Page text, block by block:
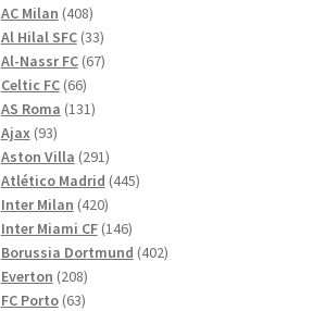
AC Milan 408408
produkter
Al Hilal SFC 3333
produkter
Al-Nassr FC 6767
Celtic FC 6666
produkter
AS Roma 131131
Ajax 9393
produkter
Aston Villa 291291
produkter
Atlético Madrid 445445
Inter Milan 420420
produkter
Inter Miami CF 146146
produkter
Borussia Dortmund 402402
Everton 208208
produkter
FC Porto 6363